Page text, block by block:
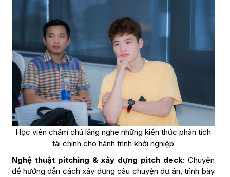
Học viên chăm chú lắng nghe những kiến thức phân tích
tài chính cho hành trình khởi nghiệp
Nghệ thuật pitching & xây dựng pitch deck: Chuyên
đề hướng dẫn cách xây dựng câu chuyện dự án, trình bày